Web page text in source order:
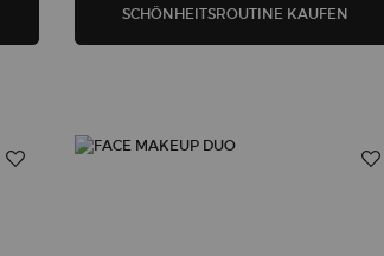
QUARTET LUMINOUS SILK FOUNDATION & PRIMER &
SCHÖNHEITSROUTINE KAUFEN